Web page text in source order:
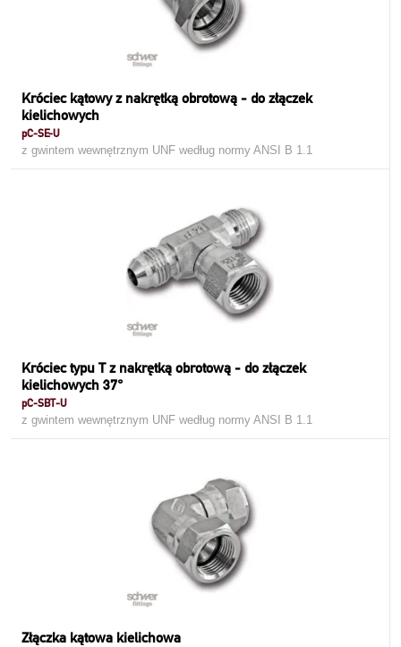
Króciec kątowy z nakrętką obrotową - do złączek
kielichowych
pC-SE-U
z gwintem wewnętrznym UNF według normy ANSI B 1.1
Króciec typu T z nakrętką obrotową - do złączek
kielichowych 37°
pC-SBT-U
z gwintem wewnętrznym UNF według normy ANSI B 1.1
Złączka kątowa kielichowa